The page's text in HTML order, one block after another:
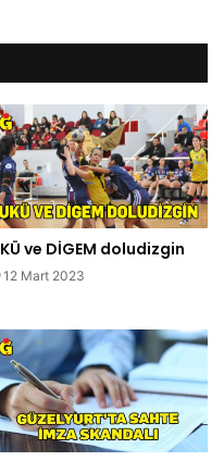
ve DİGEM doludizgin
12 Mart 2023